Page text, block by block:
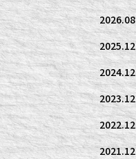
2026.08
2025.12
2024.12
2023.12
2022.12
2021.12